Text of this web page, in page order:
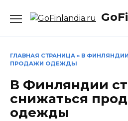
ГЛАВНАЯ СТРАНИЦА » В
ПРОДАЖИ ОДЕЖДЫ
В Финляндии
снижаться
одежды